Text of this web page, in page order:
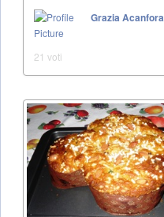
Grazia Acanfora
21 voti